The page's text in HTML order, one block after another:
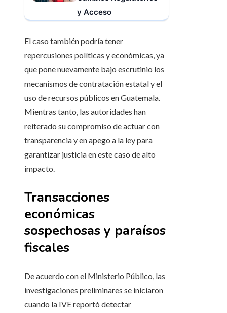
y Acceso
El caso también podría tener
repercusiones políticas y económicas, ya
que pone nuevamente bajo escrutinio los
mecanismos de contratación estatal y el
uso de recursos públicos en Guatemala.
Mientras tanto, las autoridades han
reiterado su compromiso de actuar con
transparencia y en apego a la ley para
garantizar justicia en este caso de alto
impacto.
Transacciones
económicas
sospechosas y paraísos
fiscales
De acuerdo con el Ministerio Público, las
investigaciones preliminares se iniciaron
cuando la IVE reportó detectar